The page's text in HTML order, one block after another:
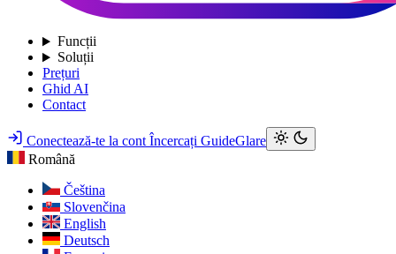
Funcții
Soluții
Prețuri
Ghid AI
Contact
Conectează-te la cont Încercați GuideGlare
Română
Čeština
Slovenčina
English
Deutsch